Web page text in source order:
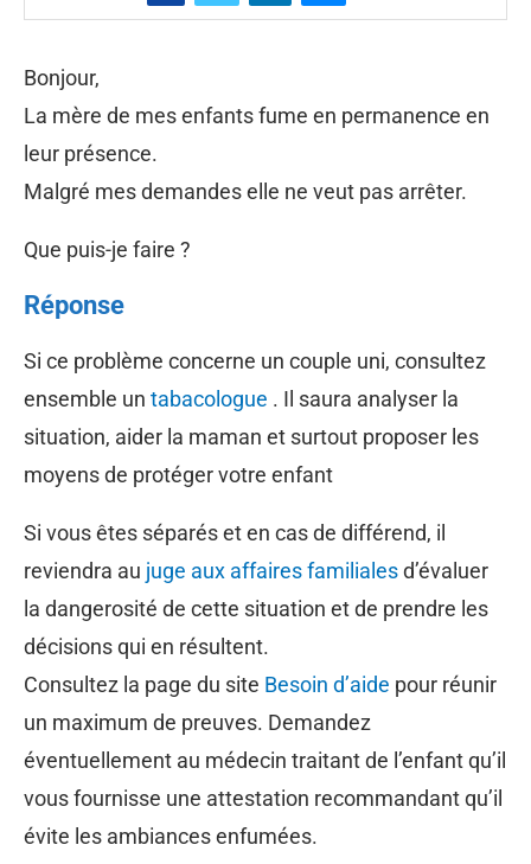
Bonjour,
La mère de mes enfants fume en permanence en
leur présence.
Malgré mes demandes elle ne veut pas arrêter.
Que puis-je faire ?
Réponse
Si ce problème concerne un couple uni, consultez
ensemble un tabacologue . Il saura analyser la
situation, aider la maman et surtout proposer les
moyens de protéger votre enfant
Si vous êtes séparés et en cas de différend, il
reviendra au juge aux affaires familialesd’évaluer
la dangerosité de cette situation et de prendre les
décisions qui en résultent.
Consultez la page du site Besoin d’aide pour réunir
un maximum de preuves. Demandez
éventuellement au médecin traitant de l’enfant qu’il
vous fournisse une attestation recommandant qu’il
évite les ambiances enfumées.